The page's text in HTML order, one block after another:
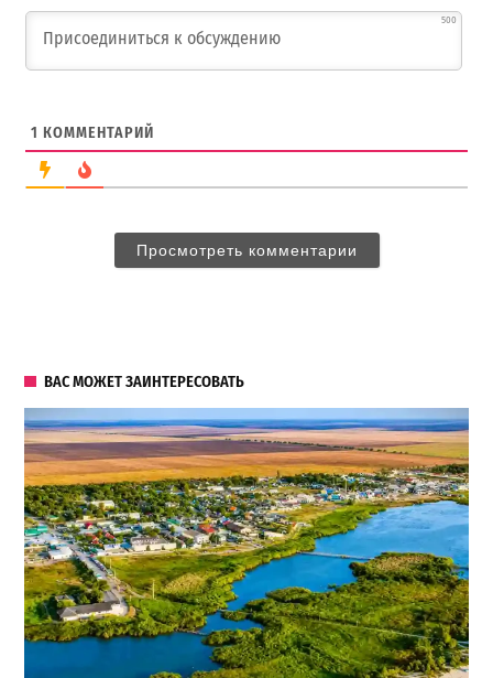
500
1 КОММЕНТАРИЙ
Просмотреть комментарии
ВАС МОЖЕТ ЗАИНТЕРЕСОВАТЬ